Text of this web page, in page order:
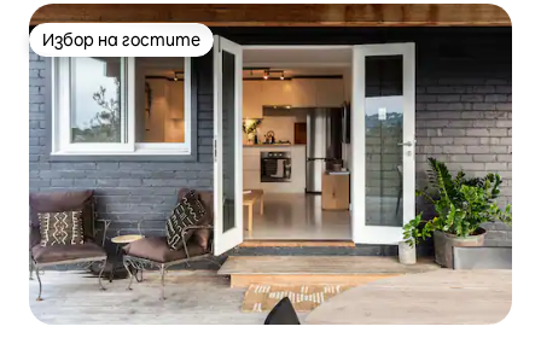
Избор на гостите
Избор на гостите